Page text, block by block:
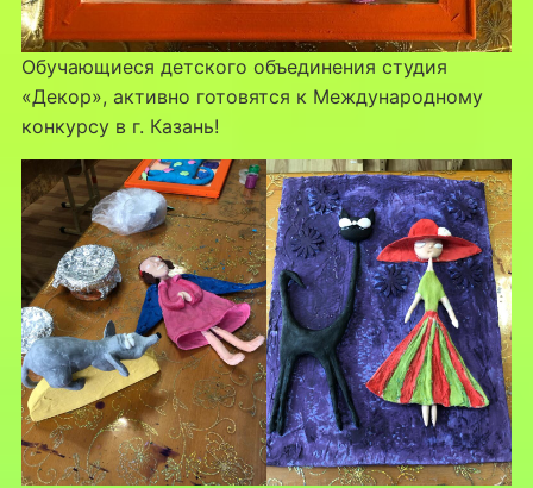
Обучающиеся детского объединения студия
«Декор», активно готовятся к Международному
конкурсу в г. Казань!